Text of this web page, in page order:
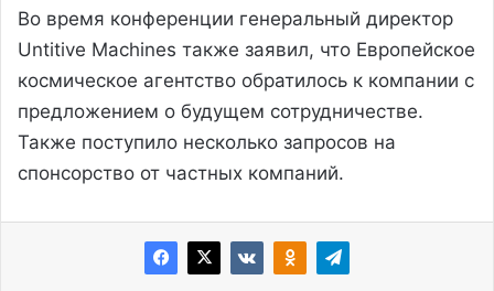
Во время конференции генеральный директор
Untitive Machines также заявил, что Европейское
космическое агентство обратилось к компании с
предложением о будущем сотрудничестве.
Также поступило несколько запросов на
спонсорство от частных компаний.